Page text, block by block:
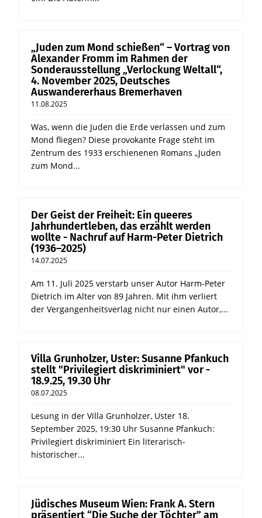
„Juden zum Mond schießen“ – Vortrag von
Alexander Fromm im Rahmen der
Sonderausstellung „Verlockung Weltall“,
4. November 2025, Deutsches
Auswandererhaus Bremerhaven
11.08.2025
Was, wenn die Juden die Erde verlassen und zum
Mond fliegen? Diese provokante Frage steht im
Zentrum des 1933 erschienenen Romans „Juden
zum Mond...
Der Geist der Freiheit: Ein queeres
Jahrhundertleben, das erzählt werden
wollte - Nachruf auf Harm-Peter Dietrich
(1936–2025)
14.07.2025
Am 11. Juli 2025 verstarb unser Autor Harm-Peter
Dietrich im Alter von 89 Jahren. Mit ihm verliert
der Vergangenheitsverlag nicht nur einen Autor,...
Villa Grunholzer, Uster: Susanne Pfankuch
stellt "Privilegiert diskriminiert" vor -
18.9.25, 19.30 Uhr
08.07.2025
Lesung in der Villa Grunholzer, Uster 18.
September 2025, 19:30 Uhr Susanne Pfankuch:
Privilegiert diskriminiert Ein literarisch-
historischer...
Jüdisches Museum Wien: Frank A. Stern
präsentiert “Die Suche der Töchter” am